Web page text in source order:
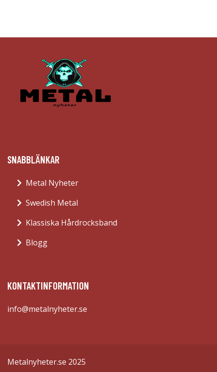
SNABBLÄNKAR
Metal Nyheter
Swedish Metal
Klassiska Hårdrocksband
Blogg
KONTAKTINFORMATION
info@metalnyheter.se
Metalnyheter.se 2025